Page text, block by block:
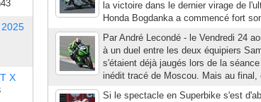
X
la victoire dans le dernier virage de
Honda Bogdanka a commencé fort
Par André Lecondé - le Vendredi 24
à un duel entre les deux équipiers
s'étaient déjà jaugés lors de la
inédit tracé de Moscou. Mais au
Si le spectacle en Superbike s'est